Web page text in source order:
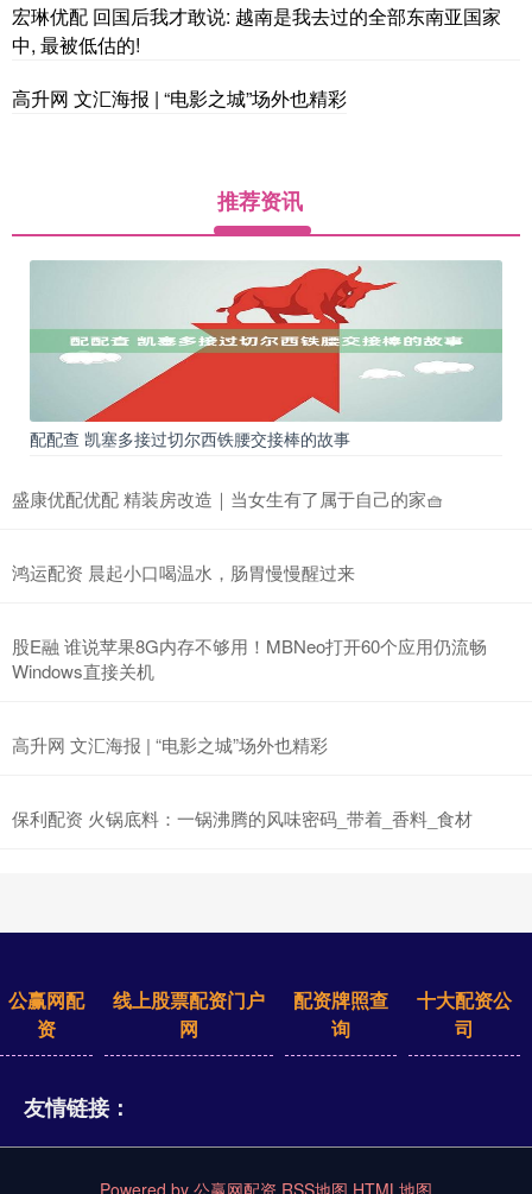
宏琳优配 回国后我才敢说: 越南是我去过的全部东南亚国家
中, 最被低估的!
高升网 文汇海报 | “电影之城”场外也精彩
推荐资讯
配配查 凯塞多接过切尔西铁腰交接棒的故事
盛康优配优配 精装房改造｜当女生有了属于自己的家🧺
鸿运配资 晨起小口喝温水，肠胃慢慢醒过来
股E融 谁说苹果8G内存不够用！MBNeo打开60个应用仍流畅
Windows直接关机
高升网 文汇海报 | “电影之城”场外也精彩
保利配资 火锅底料：一锅沸腾的风味密码_带着_香料_食材
公赢网配
资
线上股票配资门户
网
配资牌照查
询
十大配资公
司
友情链接：
Powered by 公赢网配资 RSS地图 HTML地图